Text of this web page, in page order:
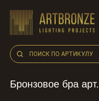
content
Бронзовое бра